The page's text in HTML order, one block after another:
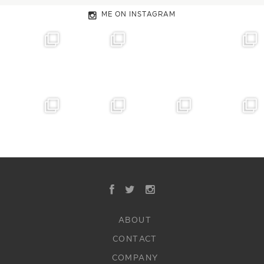
ME ON INSTAGRAM
ABOUT
CONTACT
COMPANY